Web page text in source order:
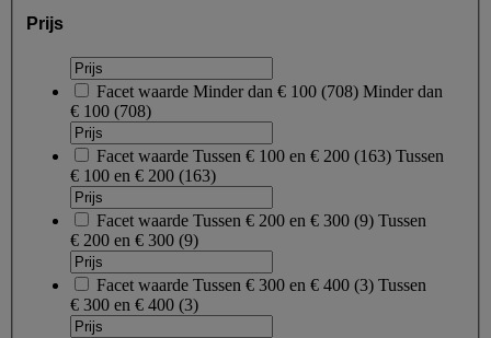
Prijs
Facet waarde Minder dan € 100 (708) Minder dan
€ 100 (708)
Facet waarde Tussen € 100 en € 200 (163) Tussen
€ 100 en € 200 (163)
Facet waarde Tussen € 200 en € 300 (9) Tussen
€ 200 en € 300 (9)
Facet waarde Tussen € 300 en € 400 (3) Tussen
€ 300 en € 400 (3)